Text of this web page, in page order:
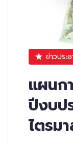
ข่าวประ
แผนก
ปีงบป
ไตรม